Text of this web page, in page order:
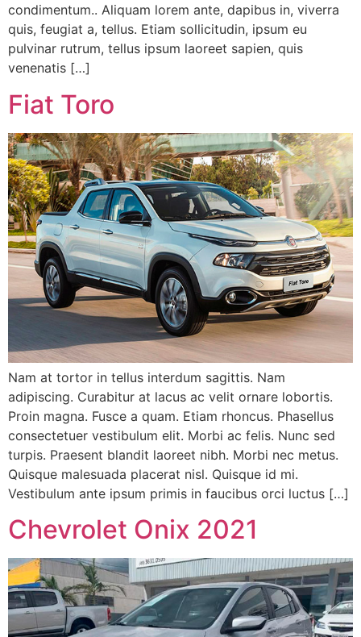
condimentum.. Aliquam lorem ante, dapibus in, viverra
quis, feugiat a, tellus. Etiam sollicitudin, ipsum eu
pulvinar rutrum, tellus ipsum laoreet sapien, quis
venenatis […]
Fiat Toro
Nam at tortor in tellus interdum sagittis. Nam
adipiscing. Curabitur at lacus ac velit ornare lobortis.
Proin magna. Fusce a quam. Etiam rhoncus. Phasellus
consectetuer vestibulum elit. Morbi ac felis. Nunc sed
turpis. Praesent blandit laoreet nibh. Morbi nec metus.
Quisque malesuada placerat nisl. Quisque id mi.
Vestibulum ante ipsum primis in faucibus orci luctus […]
Chevrolet Onix 2021